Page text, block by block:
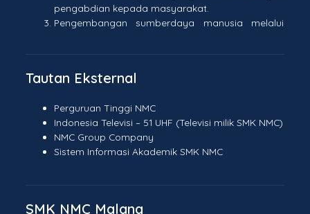
pengabdian kepada masyarakat.
Pengembangan sumberdaya manusia melalui
berstandar internasional.
ketrampilan dasar.
pendidikan yang menekankan pada
pengembangan ketrampilan bahasa, termasuk
bahasa internasional
Melakukan kerjasama dengan lembaga
Industri dan dalam dan Luar negeri.
peningkatan sistem pendidikan yang berorientasi
Tautan Eksternal
Perguruan Tinggi NMC
Indonesia Televisi – 51 UHF (Televisi milik SMK NMC)
NMC Group Company
Sistem Informasi Akademik SMK NMC
SMK NMC Malang